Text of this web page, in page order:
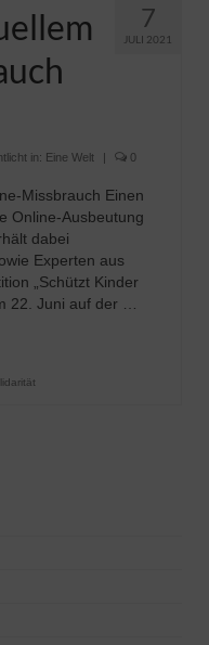
7
JULI 2021
in: Eine Welt | 0
Missbrauch Einen
Online-Ausbeutung
dabei
Experten aus
„Schützt Kinder
22. Juni auf der …